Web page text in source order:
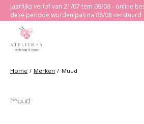
Jaarlijks verlof van 21/07 tem 08/08 - online
deze periode worden pas na 08/08 verstuurd
Home / Merken / Muud
Muud